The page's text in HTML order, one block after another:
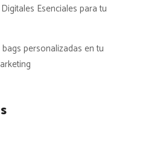
Esenciales para tu
personalizadas en tu